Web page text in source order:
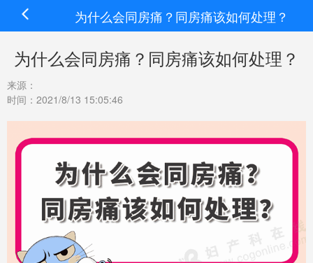
为什么会同房痛？同房痛该如何处理？
为什么会同房痛？同房痛该如何处理？
来源：
时间：2021/8/13 15:05:46